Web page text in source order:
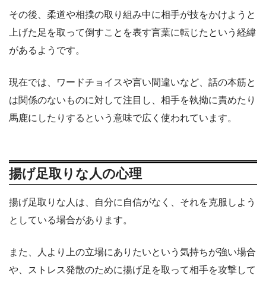
その後、柔道や相撲の取り組み中に相手が技をかけようと
上げた足を取って倒すことを表す言葉に転じたという経緯
があるようです。
現在では、ワードチョイスや言い間違いなど、話の本筋と
は関係のないものに対して注目し、相手を執拗に責めたり
馬鹿にしたりするという意味で広く使われています。
揚げ足取りな人の心理
揚げ足取りな人は、自分に自信がなく、それを克服しよう
としている場合があります。
また、人より上の立場にありたいという気持ちが強い場合
や、ストレス発散のために揚げ足を取って相手を攻撃して